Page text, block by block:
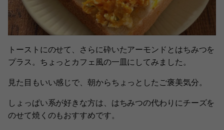
トーストにのせて、さらに砕いたアーモンドとはちみつを
プラス。ちょっとカフェ風の一皿にしてみました。
見た目もいい感じで、朝からちょっとしたご褒美気分。
しょっぱい系が好きな方は、はちみつの代わりにチーズを
のせて焼くのもおすすめです。